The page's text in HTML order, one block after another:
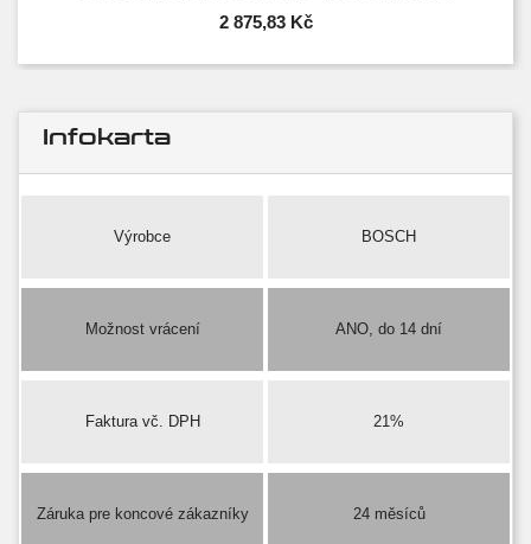
2 875,83 Kč
Infokarta
Výrobce BOSCH
Možnost vrácení ANO, do 14 dní
Faktura vč. DPH 21%
Záruka pre koncové zákazníky 24 měsíců